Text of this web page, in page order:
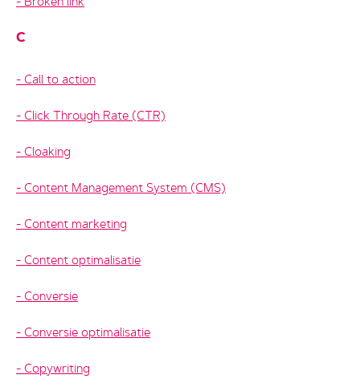
C
Call to action
Click Through Rate (CTR)
Cloaking
Content Management System (CMS)
Content marketing
Content optimalisatie
Conversie
Conversie optimalisatie
Copywriting